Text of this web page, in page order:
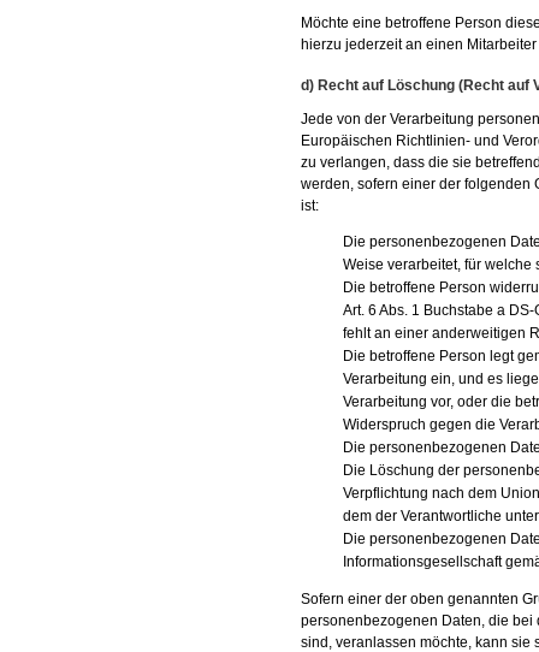
Möchte eine betroffene Person
hierzu jederzeit an einen
d) Recht auf Löschung (Recht auf
Jede von der Verarbeitung
Europäischen Richtlinien- und
zu verlangen, dass die sie
werden, sofern einer der folgenden
ist:
Die personenbezogenen
Weise verarbeitet, für
Die betroffene Person
Art. 6 Abs. 1 Buchstabe a
fehlt an einer anderweitigen
Die betroffene Person legt
Verarbeitung ein, und es
Verarbeitung vor, oder die
Widerspruch gegen die
Die personenbezogenen
Die Löschung der
Verpflichtung nach dem
dem der Verantwortliche
Die personenbezogenen
Informationsgesellschaft
Sofern einer der oben genannten
personenbezogenen Daten, die bei
sind, veranlassen möchte, kann sie